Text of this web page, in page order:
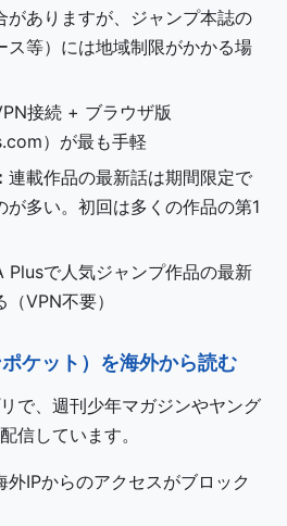
がありますが、ジャンプ本誌の
ス等）には地域制限がかかる場
接続 + ブラウザ版
）が最も手軽
連載作品の最新話は期間限定で
が多い。初回は多くの作品の第1
Plusで人気ジャンプ作品の最新
VPN不要）
ケット）を海外から読む
で、週刊少年マガジンやヤング
信しています。
外IPからのアクセスがブロック